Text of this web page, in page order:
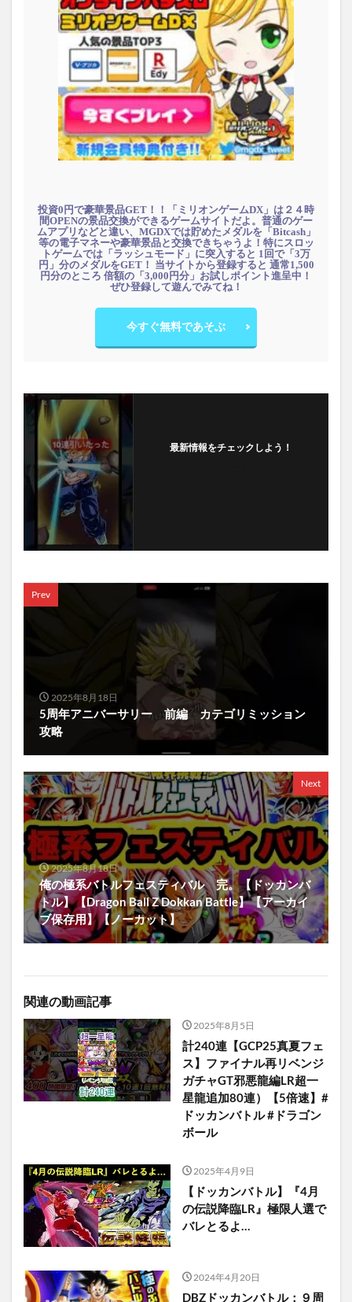
投資0円で豪華景品GET！！「ミリオンゲームDX」は２４時
間OPENの景品交換ができるゲームサイトだよ。普通のゲー
ムアプリなどと違い、MGDXでは貯めたメダルを「Bitcash」
等の電子マネーや豪華景品と交換できちゃうよ！特にスロッ
トゲームでは「ラッシュモード」に突入すると 1回で「3万
円」分のメダルをGET！ 当サイトから登録すると 通常1,500
円分のところ 倍額の「3,000円分」お試しポイント進呈中！
ぜひ登録して遊んでみてね！
今すぐ無料であそぶ
最新情報をチェックしよう！
Prev
2025年8月18日
5周年アニバーサリー 前編 カテゴリミッション
攻略
Next
2025年8月18日
俺の極系バトルフェスティバル 完。【ドッカンバ
トル】【Dragon Ball Z Dokkan Battle】【アーカイ
ブ保存用】【ノーカット】
関連の動画記事
2025年8月5日
計240連【GCP25真夏フェ
ス】ファイナル再リベンジ
ガチャGT邪悪龍編LR超一
星龍追加80連）【5倍速】#
ドッカンバトル #ドラゴン
ボール
2025年4月9日
【ドッカンバトル】『4月
の伝説降臨LR』極限人選で
バレとるよ…
2024年4月20日
DBZドッカンバトル：９周